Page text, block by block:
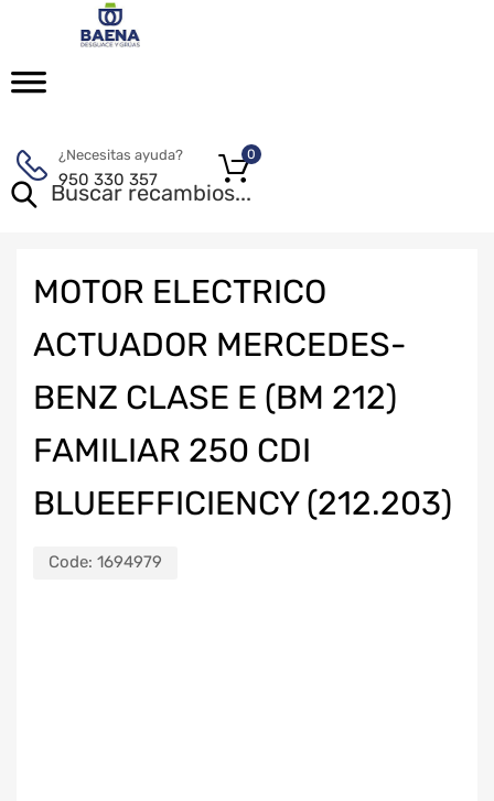
¿Necesitas ayuda?
950 330 357
0
MOTOR ELECTRICO
ACTUADOR MERCEDES-
BENZ CLASE E (BM 212)
FAMILIAR 250 CDI
BLUEEFFICIENCY (212.203)
Code: 1694979